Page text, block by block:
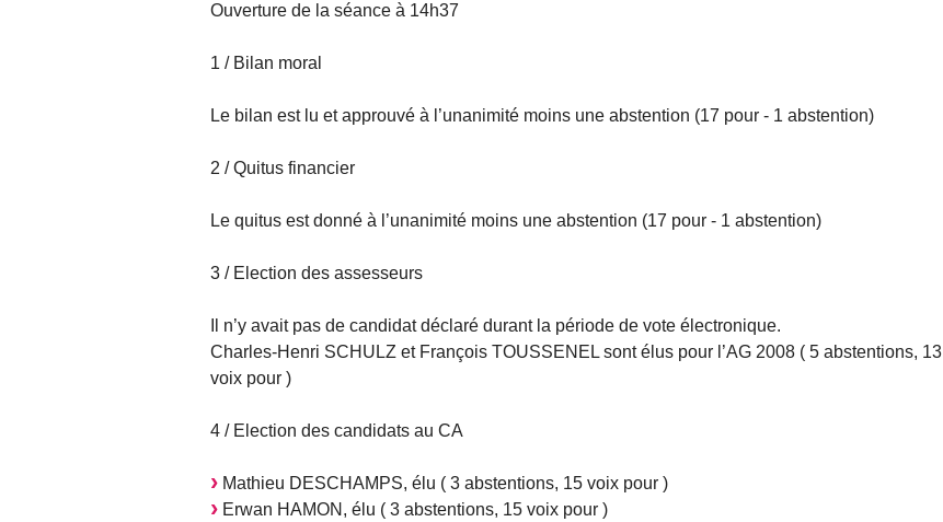
Ouverture de la séance à 14h37
1 / Bilan moral
Le bilan est lu et approuvé à l’unanimité moins une abstention (17 pour - 1 abstention)
2 / Quitus financier
Le quitus est donné à l’unanimité moins une abstention (17 pour - 1 abstention)
3 / Election des assesseurs
Il n’y avait pas de candidat déclaré durant la période de vote électronique.
Charles-Henri SCHULZ et François TOUSSENEL sont élus pour l’AG 2008 ( 5 abstentions, 13
voix pour )
4 / Election des candidats au CA
Mathieu DESCHAMPS, élu ( 3 abstentions, 15 voix pour )
Erwan HAMON, élu ( 3 abstentions, 15 voix pour )